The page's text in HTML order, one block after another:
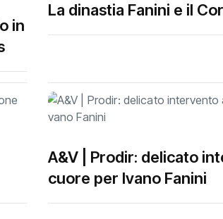
in
La dinastia Fanini e il
A&V | Prodir: delicato
cuore per Ivano Fanini